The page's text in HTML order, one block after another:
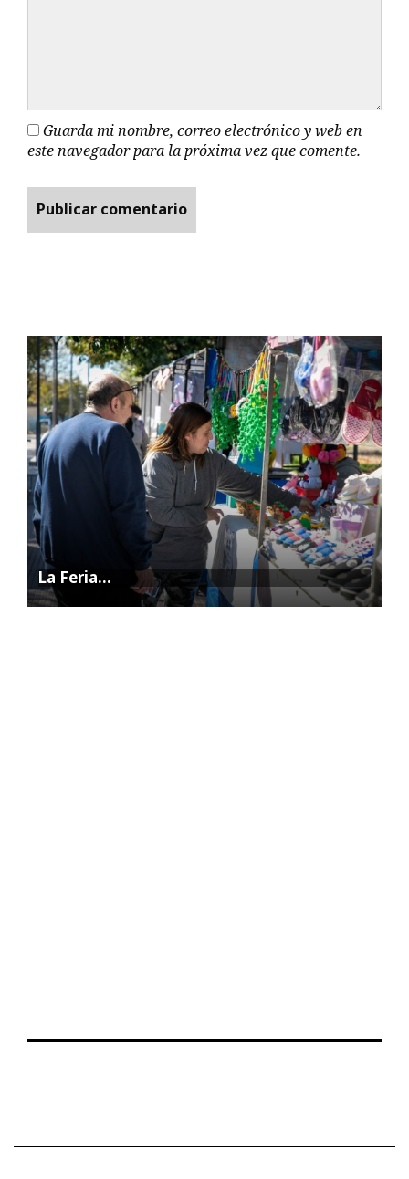
Guarda mi nombre, correo electrónico y web en
este navegador para la próxima vez que comente.
Promesa de…
La Feria…